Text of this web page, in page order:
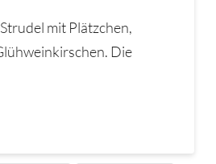
mit Plätzchen,
Die